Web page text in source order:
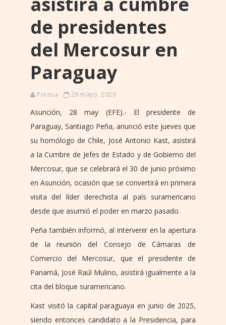
de presidentes
del Mercosur en
Paraguay
Prensa 29 mayo, 2026
Asunción, 28 may (EFE).- El presidente de
Paraguay, Santiago Peña, anunció este jueves que
su homólogo de Chile, José Antonio Kast, asistirá
a la Cumbre de Jefes de Estado y de Gobierno del
Mercosur, que se celebrará el 30 de junio próximo
en Asunción, ocasión que se convertirá en primera
visita del líder derechista al país suramericano
desde que asumió el poder en marzo pasado.
Peña también informó, al intervenir en la apertura
de la reunión del Consejo de Cámaras de
Comercio del Mercosur, que el presidente de
Panamá, José Raúl Mulino, asistirá igualmente a la
cita del bloque suramericano.
Kast visitó la capital paraguaya en junio de 2025,
siendo entonces candidato a la Presidencia, para